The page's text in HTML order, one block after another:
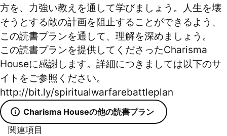
方を、力強い教えを通して学びましょう。人生を壊
そうとする敵の計画を阻止することができるよう、
この読書プランを通して、理解を深めましょう。
この読書プランを提供してくださったCharisma
Houseに感謝します。詳細につきましては以下のサ
イトをご参照ください。
http://bit.ly/spiritualwarfarebattleplan
Charisma Houseの他の読書プラン
関連項目